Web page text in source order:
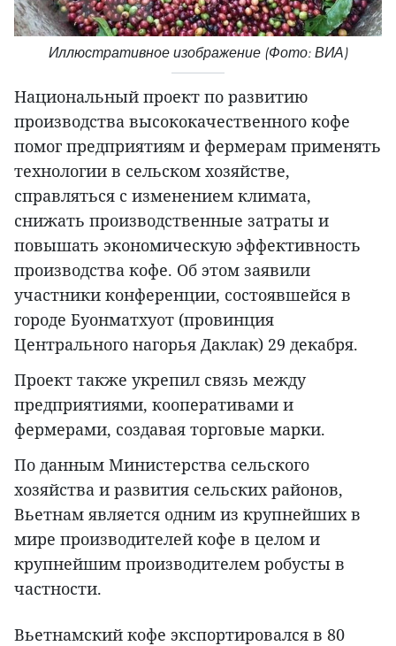
Иллюстративное изображение (Фото: ВИА)
Национальный проект по развитию
производства высококачественного кофе
помог предприятиям и фермерам применять
технологии в сельском хозяйстве,
справляться с изменением климата,
снижать производственные затраты и
повышать экономическую эффективность
производства кофе. Об этом заявили
участники конференции, состоявшейся в
городе Буонматхуот (провинция
Центрального нагорья Даклак) 29 декабря.
Проект также укрепил связь между
предприятиями, кооперативами и
фермерами, создавая торговые марки.
По данным Министерства сельского
хозяйства и развития сельских районов,
Вьетнам является одним из крупнейших в
мире производителей кофе в целом и
крупнейшим производителем робусты в
частности.
Вьетнамский кофе экспортировался в 80